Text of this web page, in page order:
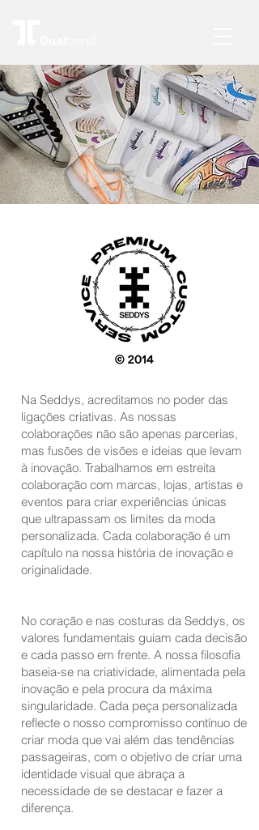
Na Seddys, acreditamos no poder das
ligações criativas. As nossas
colaborações não são apenas parcerias,
mas fusões de visões e ideias que levam
à inovação. Trabalhamos em estreita
colaboração com marcas, lojas, artistas e
eventos para criar experiências únicas
que ultrapassam os limites da moda
personalizada. Cada colaboração é um
capítulo na nossa história de inovação e
originalidade.
No coração e nas costuras da Seddys, os
valores fundamentais guiam cada decisão
e cada passo em frente. A nossa filosofia
baseia-se na criatividade, alimentada pela
inovação e pela procura da máxima
singularidade. Cada peça personalizada
reflecte o nosso compromisso contínuo de
criar moda que vai além das tendências
passageiras, com o objetivo de criar uma
identidade visual que abraça a
necessidade de se destacar e fazer a
diferença.